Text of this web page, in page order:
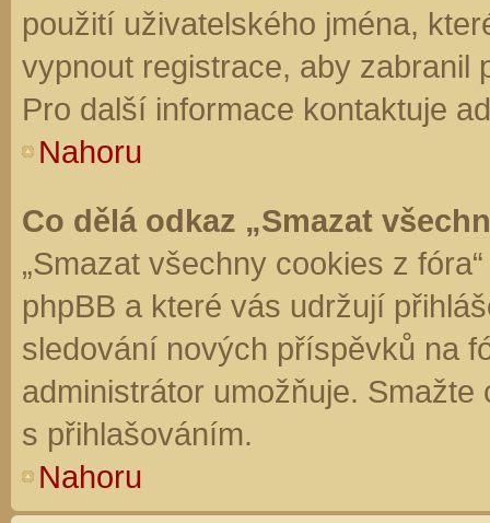
použití uživatelského jména,
vypnout registrace, aby zabranil
Pro další informace kontaktuje
Nahoru
Co dělá odkaz „Smazat
„Smazat všechny cookies z
phpBB a které vás udržují
sledování nových příspěvků na
administrátor umožňuje.
s přihlašováním.
Nahoru